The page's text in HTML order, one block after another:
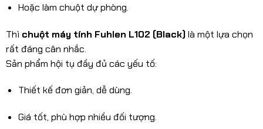
Hoặc làm chuột dự phòng.
Thì chuột máy tính Fuhlen L102 (Black)là một lựa chọn
rất đáng cân nhắc.
Sản phẩm hội tụ đầy đủ các yếu tố:
Thiết kế đơn giản, dễ dùng.
Giá tốt, phù hợp nhiều đối tượng.